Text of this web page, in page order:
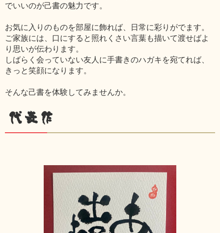
でいいのが己書の魅力です。
お気に入りのものを部屋に飾れば、日常に彩りがでます。
ご家族には、口にすると照れくさい言葉も描いて渡せばよ
り思いが伝わります。
しばらく会っていない友人に手書きのハガキを宛てれば、
きっと笑顔になります。
そんな己書を体験してみませんか。
代表作